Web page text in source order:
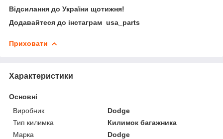
Відсилання до України щотижня!
Додавайтеся до інстаграм usa_parts
Приховати
Характеристики
Основні
Виробник
Dodge
Тип килимка
Килимок багажника
Марка
Dodge